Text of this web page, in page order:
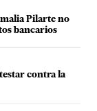
Pilarte no
bancarios
contra la